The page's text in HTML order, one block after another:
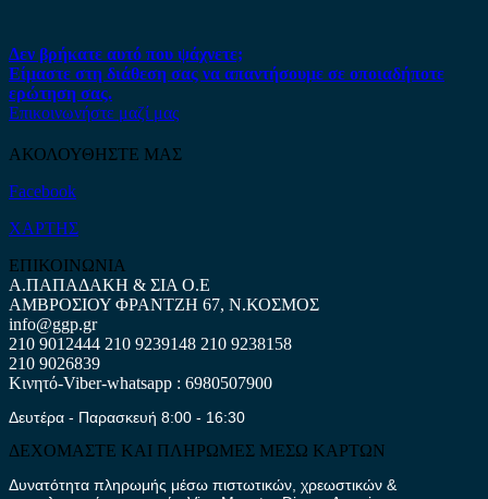
Δεν βρήκατε αυτό που ψάχνετε;
Είμαστε στη διάθεση σας να απαντήσουμε σε οποιαδήποτε
ερώτηση σας.
Επικοινωνήστε μαζί μας
ΑΚΟΛΟΥΘΗΣΤΕ ΜΑΣ
Facebook
ΧΑΡΤΗΣ
ΕΠΙΚΟΙΝΩΝΙΑ
Α.ΠΑΠΑΔΑΚΗ & ΣΙΑ Ο.Ε
ΑΜΒΡΟΣΙΟΥ ΦΡΑΝΤΖΗ 67, Ν.ΚΟΣΜΟΣ
info@ggp.gr
210 9012444 210 9239148 210 9238158
210 9026839
Κινητό-Viber-whatsapp : 6980507900
Δευτέρα - Παρασκευή 8:00 - 16:30
ΔΕΧΟΜΑΣΤΕ ΚΑΙ ΠΛΗΡΩΜΕΣ ΜΕΣΩ ΚΑΡΤΩΝ
Δυνατότητα πληρωμής μέσω πιστωτικών, χρεωστικών &